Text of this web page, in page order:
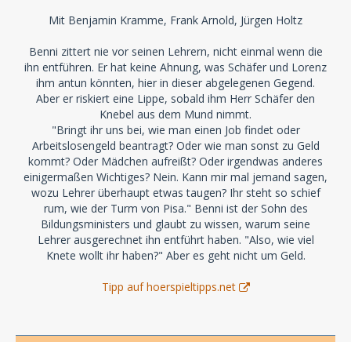
Mit Benjamin Kramme, Frank Arnold, Jürgen Holtz
Benni zittert nie vor seinen Lehrern, nicht einmal wenn die
ihn entführen. Er hat keine Ahnung, was Schäfer und Lorenz
ihm antun könnten, hier in dieser abgelegenen Gegend.
Aber er riskiert eine Lippe, sobald ihm Herr Schäfer den
Knebel aus dem Mund nimmt.
"Bringt ihr uns bei, wie man einen Job findet oder
Arbeitslosengeld beantragt? Oder wie man sonst zu Geld
kommt? Oder Mädchen aufreißt? Oder irgendwas anderes
einigermaßen Wichtiges? Nein. Kann mir mal jemand sagen,
wozu Lehrer überhaupt etwas taugen? Ihr steht so schief
rum, wie der Turm von Pisa." Benni ist der Sohn des
Bildungsministers und glaubt zu wissen, warum seine
Lehrer ausgerechnet ihn entführt haben. "Also, wie viel
Knete wollt ihr haben?" Aber es geht nicht um Geld.
Tipp auf hoerspieltipps.net